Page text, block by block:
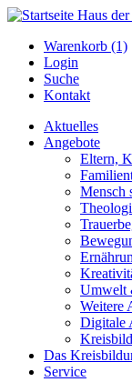
Warenkorb (1)
Login
Suche
Kontakt
Aktuelles
Angebote
Eltern,
Mensch
Umwelt
Weitere
Digitale
Das
Service